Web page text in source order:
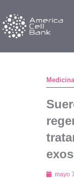
al
contenido
mayo